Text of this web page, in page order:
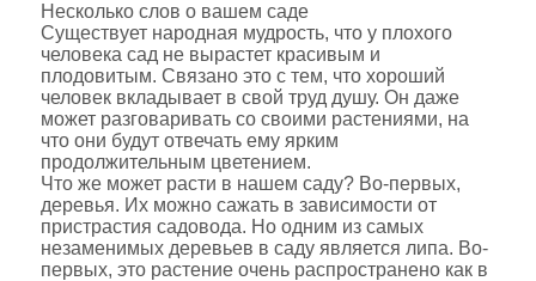
Несколько слов о вашем саде
Существует народная мудрость, что у плохого
человека сад не вырастет красивым и
плодовитым. Связано это с тем, что хороший
человек вкладывает в свой труд душу. Он даже
может разговаривать со своими растениями, на
что они будут отвечать ему ярким
продолжительным цветением.
Что же может расти в нашем саду? Во-первых,
деревья. Их можно сажать в зависимости от
пристрастия садовода. Но одним из самых
незаменимых деревьев в саду является липа. Во-
первых, это растение очень распространено как в